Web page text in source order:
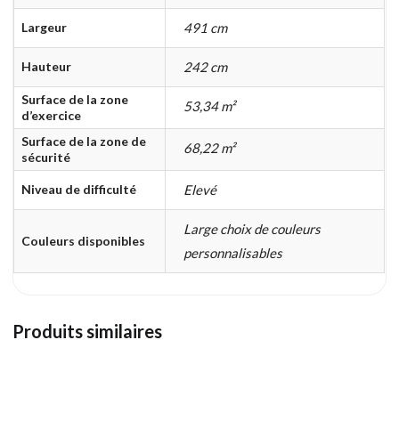
Largeur 491 cm
Hauteur 242 cm
Surface de la zone
d’exercice
53,34 m²
Surface de la zone de
sécurité
68,22 m²
Niveau de difficulté Elevé
Couleurs disponibles
Large choix de couleurs
personnalisables
Produits similaires